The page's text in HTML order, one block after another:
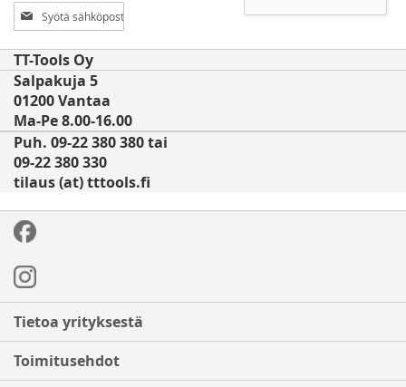
Tilaa
uutiskirjeemme:
TT-Tools Oy
Salpakuja 5
01200 Vantaa
Ma-Pe 8.00-16.00
Puh. 09-22 380 380 tai
09-22 380 330
tilaus (at) tttools.fi
Tietoa yrityksestä
Toimitusehdot